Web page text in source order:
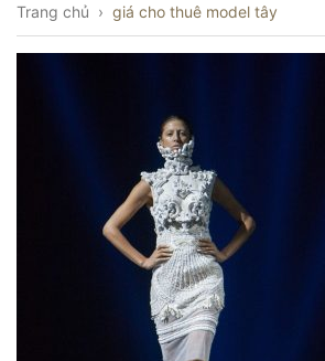
Trang chủ › giá cho thuê model tây